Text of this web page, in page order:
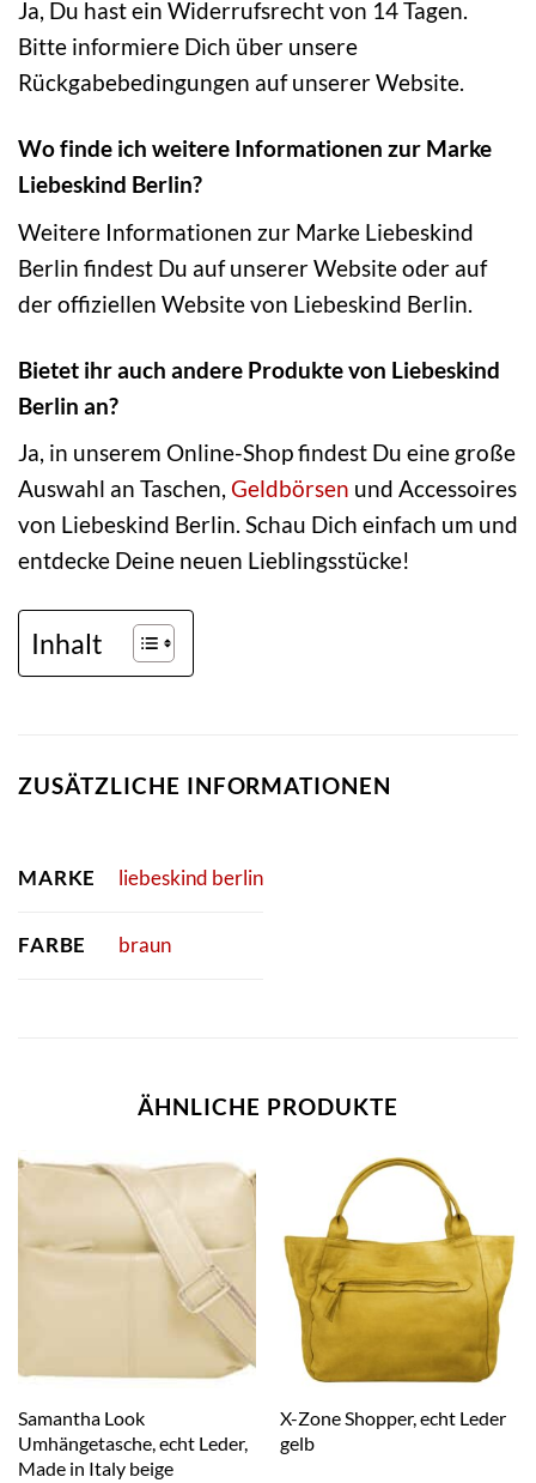
Ja, Du hast ein Widerrufsrecht von 14 Tagen.
Bitte informiere Dich über unsere
Rückgabebedingungen auf unserer Website.
Wo finde ich weitere Informationen zur Marke
Liebeskind Berlin?
Weitere Informationen zur Marke Liebeskind
Berlin findest Du auf unserer Website oder auf
der offiziellen Website von Liebeskind Berlin.
Bietet ihr auch andere Produkte von Liebeskind
Berlin an?
Ja, in unserem Online-Shop findest Du eine große
Auswahl an Taschen, Geldbörsen und Accessoires
von Liebeskind Berlin. Schau Dich einfach um und
entdecke Deine neuen Lieblingsstücke!
Inhalt
ZUSÄTZLICHE INFORMATIONEN
MARKE liebeskind berlin
FARBE braun
ÄHNLICHE PRODUKTE
Samantha Look
Umhängetasche, echt Leder,
Made in Italy beige
X-Zone Shopper, echt Leder
gelb